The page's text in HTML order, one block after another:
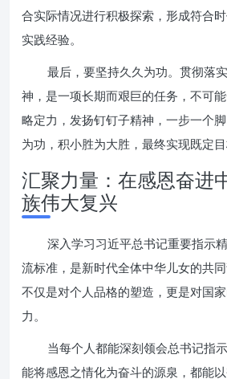
合实际情况进行积极探索，形成符合
实践经验。
最后，要坚持久久为功。贯彻落
神，是一项长期而艰巨的任务，不可
略定力，发扬钉钉子精神，一步一个
为功，积小胜为大胜，最终实现既定目
汇聚力量：在感恩奋进
族伟大复兴
深入学习习近平总书记重要指示
流标准，是新时代全体中华儿女的共
不仅是对个人品格的塑造，更是对国
力。
当每个人都能深刻领会总书记指
能将感恩之情化为奋斗的源泉，都能